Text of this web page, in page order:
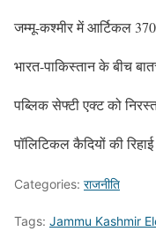
जम्मू-कश्मीर में आर्टिकल
भारत-पाकिस्तान के बीच
पब्लिक सेफ्टी एक्ट को
पॉलिटिकल कैदियों की
Categories: राजनीति
Tags: Jammu Kashmir